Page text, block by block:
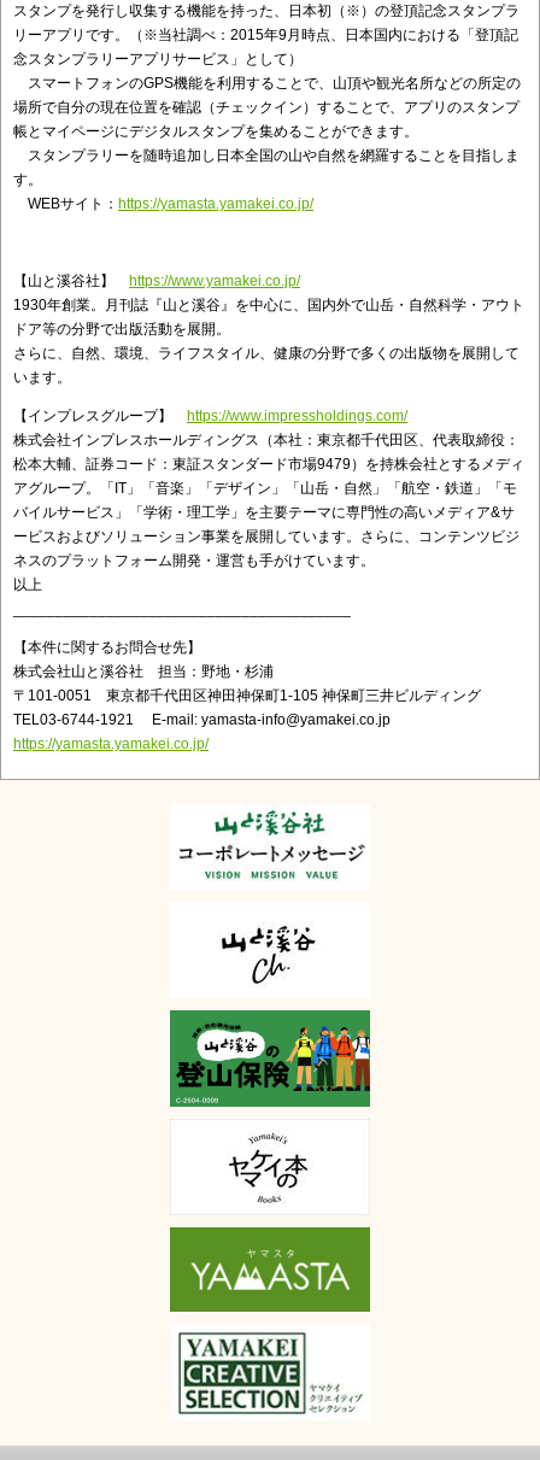
スタンプを発行し収集する機能を持った、日本初（※）の登頂記念スタンプラ
リーアプリです。（※当社調べ：2015年9月時点、日本国内における「登頂記
念スタンプラリーアプリサービス」として）
スマートフォンのGPS機能を利用することで、山頂や観光名所などの所定の
場所で自分の現在位置を確認（チェックイン）することで、アプリのスタンプ
帳とマイページにデジタルスタンプを集めることができます。
スタンプラリーを随時追加し日本全国の山や自然を網羅することを目指しま
す。
WEBサイト： https://yamasta.yamakei.co.jp/
【山と溪谷社】 https://www.yamakei.co.jp/
1930年創業。月刊誌『山と溪谷』を中心に、国内外で山岳・自然科学・アウト
ドア等の分野で出版活動を展開。
さらに、自然、環境、ライフスタイル、健康の分野で多くの出版物を展開して
います。
【インプレスグループ】 https://www.impressholdings.com/
株式会社インプレスホールディングス（本社：東京都千代田区、代表取締役：
松本大輔、証券コード：東証スタンダード市場9479）を持株会社とするメディ
アグループ。「IT」「音楽」「デザイン」「山岳・自然」「航空・鉄道」「モ
バイルサービス」「学術・理工学」を主要テーマに専門性の高いメディア&サ
ービスおよびソリューション事業を展開しています。さらに、コンテンツビジ
ネスのプラットフォーム開発・運営も手がけています。
以上
【本件に関するお問合せ先】
株式会社山と溪谷社 担当：野地・杉浦
〒101-0051 東京都千代田区神田神保町1-105 神保町三井ビルディング
TEL03-6744-1921 E-mail: yamasta-info@yamakei.co.jp
https://yamasta.yamakei.co.jp/